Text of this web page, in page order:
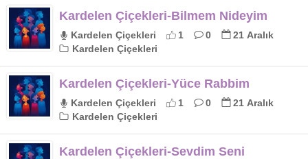
Kardelen Çiçekleri-Bilmem Nideyim
Kardelen Çiçekleri 1 0
21 Aralık
Kardelen Çiçekleri
Kardelen Çiçekleri-Yüce Rabbim
Kardelen Çiçekleri 1 0
21 Aralık
Kardelen Çiçekleri
Kardelen Çiçekleri-Sevdim Seni